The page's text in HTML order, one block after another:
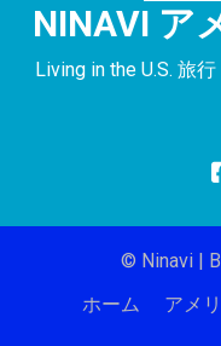
NINAVI ア
Living in the U.S. 旅
© Ninavi |
ホーム
アメ